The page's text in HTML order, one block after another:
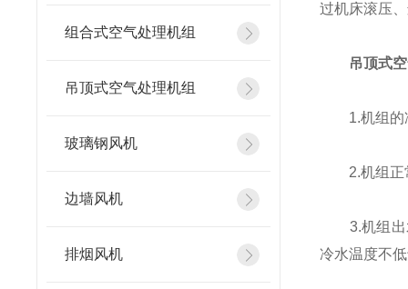
组合式空气处理机组
吊顶式空气处理机组
玻璃钢风机
边墙风机
排烟风机
过机床滚压
吊顶式
1.机组的冷
2.机组正
3.机组出水
冷水温度不